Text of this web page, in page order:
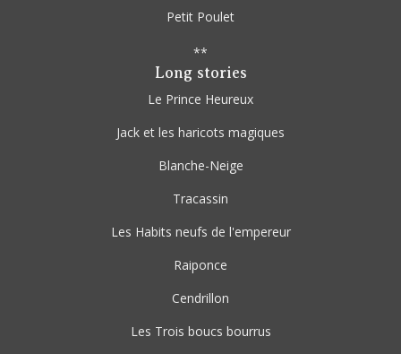
Petit Poulet
**
Long stories
Le Prince Heureux
Jack et les haricots magiques
Blanche-Neige
Tracassin
Les Habits neufs de l'empereur
Raiponce
Cendrillon
Les Trois boucs bourrus